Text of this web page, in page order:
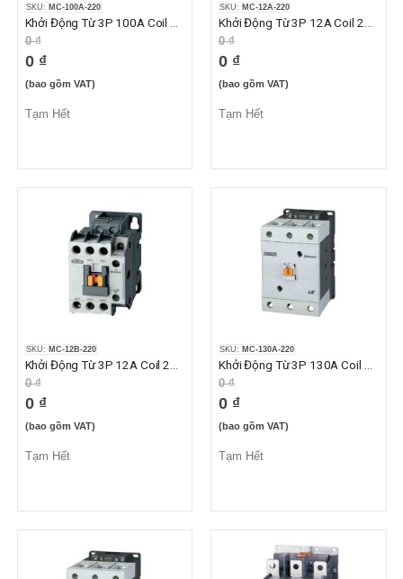
SKU: MC-100A-220
0 ₫
0 ₫
(bao gồm VAT)
Tạm Hết
SKU: MC-12A-220
0 ₫
0 ₫
(bao gồm VAT)
Tạm Hết
SKU: MC-12B-220
0 ₫
0 ₫
(bao gồm VAT)
Tạm Hết
SKU: MC-130A-220
0 ₫
0 ₫
(bao gồm VAT)
Tạm Hết